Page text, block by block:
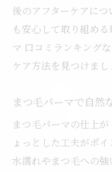
後のアフターケアに
も安心して取り組め
マ 口コミランキング
ケア方法を見つけまし
まつ毛パーマで自然
まつ毛パーマの仕上
ょっとした工夫がポ
水濡れやまつ毛への強